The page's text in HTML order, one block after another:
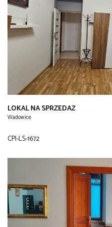
LOKAL NA SPRZEDAŻ
Wadowice
CPI-LS-1672